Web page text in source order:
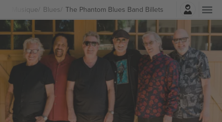
Musique Blues The Phantom Blues Band Billets
Connexion